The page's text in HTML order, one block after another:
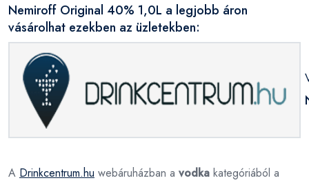
Nemiroff Original 40% 1,0L a legjobb áron
vásárolhat ezekben az üzletekben:
A Drinkcentrum.hu webáruházban a vodka kategóriából a